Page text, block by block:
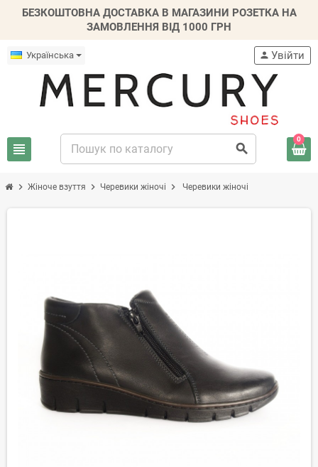
БЕЗКОШТОВНА ДОСТАВКА В МАГАЗИНИ РОЗЕТКА НА
ЗАМОВЛЕННЯ ВІД 1000 ГРН
Українська
view_headline search
person Увійти
0
chevron_right Жіноче взуття chevron_right Черевики жіночі chevron_right Черевики жіночі